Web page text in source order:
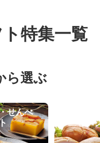
特集一覧
ら選ぶ
せんべ
ソーセー